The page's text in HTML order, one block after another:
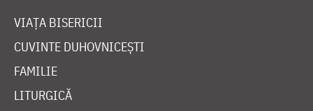
VIAȚA BISERICII
CUVINTE DUHOVNICEȘTI
FAMILIE
LITURGICĂ